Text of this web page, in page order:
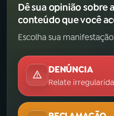
Dê sua opinião sobre
conteúdo que você
Escolha sua
DENÚNCIA
Relate